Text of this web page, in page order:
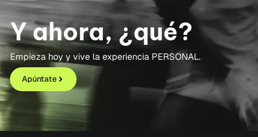
Y ahora, ¿qué?
Empieza hoy y vive la experiencia PERSONAL.
Apúntate